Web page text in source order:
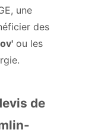
une
des
ou les
de